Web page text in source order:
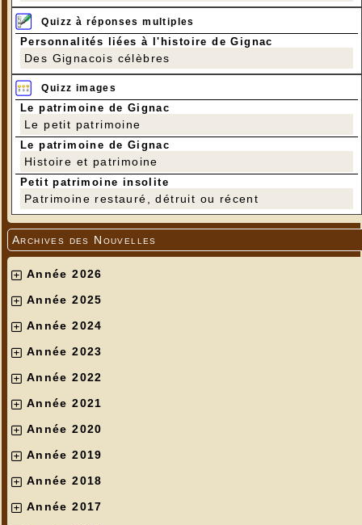
Quizz à réponses multiples
Personnalités liées à l'histoire de Gignac
Des Gignacois célèbres
Quizz images
Le patrimoine de Gignac
Le petit patrimoine
Le patrimoine de Gignac
Histoire et patrimoine
Petit patrimoine insolite
Patrimoine restauré, détruit ou récent
Archives des Nouvelles
Année 2026
Année 2025
Année 2024
Année 2023
Année 2022
Année 2021
Année 2020
Année 2019
Année 2018
Année 2017